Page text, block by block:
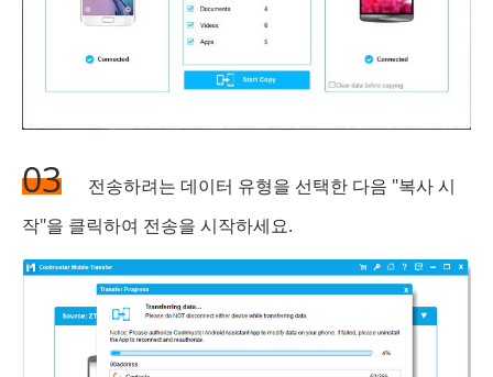
03
전송하려는 데이터 유형을 선택한 다음 "복사 시
작"을 클릭하여 전송을 시작하세요.